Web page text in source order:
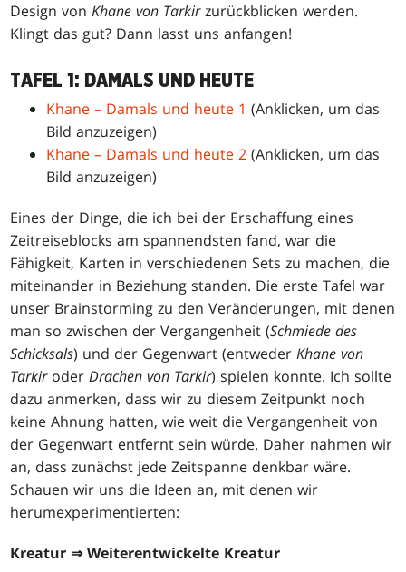
Design vonKhane von Tarkirzurückblicken werden.
Klingt das gut? Dann lasst uns anfangen!
TAFEL 1: DAMALS UND HEUTE
Khane – Damals und heute 1 (Anklicken, um das
Bild anzuzeigen)
Khane – Damals und heute 2 (Anklicken, um das
Bild anzuzeigen)
Eines der Dinge, die ich bei der Erschaffung eines
Zeitreiseblocks am spannendsten fand, war die
Fähigkeit, Karten in verschiedenen Sets zu machen, die
miteinander in Beziehung standen. Die erste Tafel war
unser Brainstorming zu den Veränderungen, mit denen
man so zwischen der Vergangenheit (Schmiede des
Schicksals) und der Gegenwart (entwederKhane von
TarkiroderDrachen von Tarkir) spielen konnte. Ich sollte
dazu anmerken, dass wir zu diesem Zeitpunkt noch
keine Ahnung hatten, wie weit die Vergangenheit von
der Gegenwart entfernt sein würde. Daher nahmen wir
an, dass zunächst jede Zeitspanne denkbar wäre.
Schauen wir uns die Ideen an, mit denen wir
herumexperimentierten:
Kreatur ⇒ Weiterentwickelte Kreatur